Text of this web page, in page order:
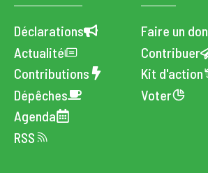
Déclarations
Actualité
Contributions
Dépêches
Agenda
RSS
Faire un don
Contribuer
Kit d'action
Voter